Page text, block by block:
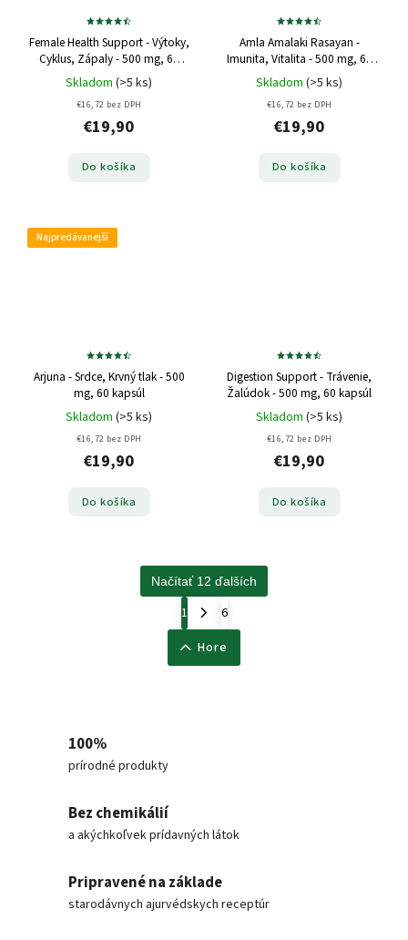
Female Health Support - Výtoky,
Cyklus, Zápaly - 500 mg, 60
kapsúl
Skladom (>5 ks)
€16,72 bez DPH
€19,90
Do košíka
Amla Amalaki Rasayan -
Imunita, Vitalita - 500 mg, 60
kapsúl
Skladom (>5 ks)
€16,72 bez DPH
€19,90
Do košíka
Najpredávanejší
Arjuna - Srdce, Krvný tlak - 500
mg, 60 kapsúl
Skladom (>5 ks)
€16,72 bez DPH
€19,90
Do košíka
Digestion Support - Trávenie,
Žalúdok - 500 mg, 60 kapsúl
Skladom (>5 ks)
€16,72 bez DPH
€19,90
Do košíka
Načítať 12 ďalších
1
6
Hore
100%
prírodné produkty
Bez chemikálií
a akýchkoľvek prídavných látok
Pripravené na základe
starodávnych ajurvédskych receptúr